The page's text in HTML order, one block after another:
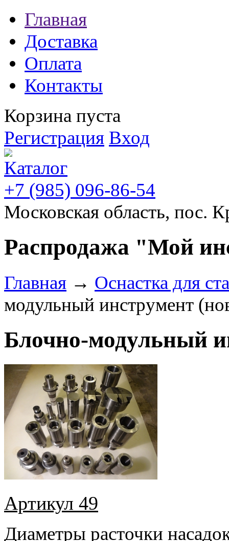
Главная
Доставка
Оплата
Контакты
Корзина пуста
Регистрация Вход
+7 (985) 096-86-54
Московская область, пос.
Распродажа "Мой
Главная → Оснастка для
модульный инструмент
Блочно-модульный
Артикул 49
Диаметры расточки